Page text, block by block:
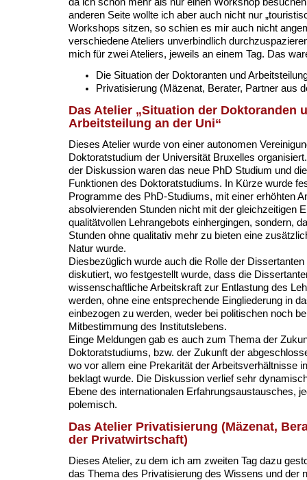
anderen Seite wollte ich aber auch nicht nur
Workshops sitzen, so schien es mir auch nicht
verschiedene Ateliers unverbindlich
mich für zwei Ateliers, jeweils an einem Tag. Das
Die Situation der Doktoranten und
Privatisierung (Mäzenat, Berater, Partner aus
Das Atelier „Situation der Doktoranden
Arbeitsteilung an der Uni“
Dieses Atelier wurde von einer autonomen
Doktoratstudium der Universität Bruxelles
der Diskussion waren das neue PhD Studium und
Funktionen des Doktoratstudiums. In Kürze wurde
Programme des PhD-Studiums, mit einer erhöhten
absolvierenden Stunden nicht mit der gleichzeitigen
qualitätvollen Lehrangebots einhergingen, sondern,
Stunden ohne qualitativ mehr zu bieten eine
Natur wurde.
Diesbezüglich wurde auch die Rolle der
diskutiert, wo festgestellt wurde, dass die
wissenschaftliche Arbeitskraft zur Entlastung des
werden, ohne eine entsprechende Eingliederung in
einbezogen zu werden, weder bei politischen noch
Mitbestimmung des Institutslebens.
Einge Meldungen gab es auch zum Thema der
Doktoratstudiums, bzw. der Zukunft der
wo vor allem eine Prekarität der Arbeitsverhältnisse
beklagt wurde. Die Diskussion verlief sehr
Ebene des internationalen Erfahrungsaustausches,
polemisch.
Das Atelier Privatisierung (Mäzenat,
der Privatwirtschaft)
Dieses Atelier, zu dem ich am zweiten Tag dazu
das Thema des Privatisierung des Wissens und der